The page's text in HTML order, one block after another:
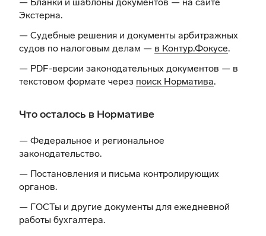
Экстерна.
— Судебные решения и документы арбитражных
судов по налоговым делам — в Контур.Фокусе.
— PDF-версии законодательных документов — в
текстовом формате через поиск Норматива.
Что осталось в Нормативе
— Федеральное и региональное
законодательство.
— Постановления и письма контролирующих
органов.
— ГОСТы и другие документы для ежедневной
работы бухгалтера.